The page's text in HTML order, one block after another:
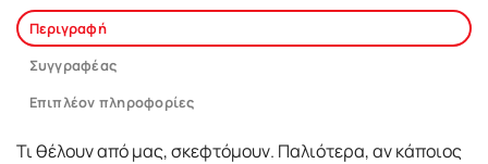
Περιγραφή
Συγγραφέας
Επιπλέον πληροφορίες
Τι θέλουν από µας, σκεφτόµουν. Παλιότερα, αν κάποιος